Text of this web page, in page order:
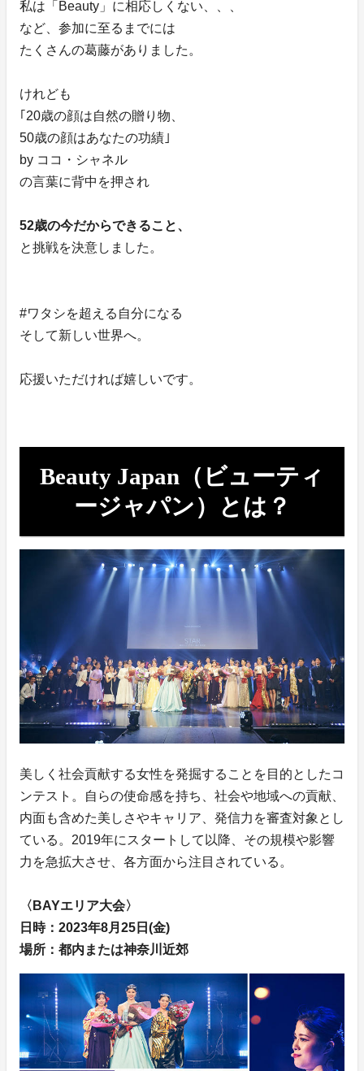
私は「Beauty」に相応しくない、、、
など、参加に至るまでには
たくさんの葛藤がありました。
けれども
｢20歳の顔は自然の贈り物、
50歳の顔はあなたの功績｣
by ココ・シャネル
の言葉に背中を押され
52歳の今だからできること、
と挑戦を決意しました。
#ワタシを超える自分になる
そして新しい世界へ。
応援いただければ嬉しいです。
Beauty Japan（ビューティ
ージャパン）とは？
美しく社会貢献する女性を発掘することを目的としたコ
ンテスト。自らの使命感を持ち、社会や地域への貢献、
内面も含めた美しさやキャリア、発信力を審査対象とし
ている。2019年にスタートして以降、その規模や影響
力を急拡大させ、各方面から注目されている。
〈BAYエリア大会〉
日時：2023年8月25日(金)
場所：都内または神奈川近郊